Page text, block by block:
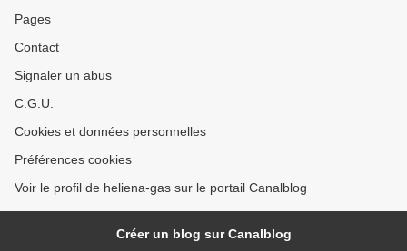
Pages
Contact
Signaler un abus
C.G.U.
Cookies et données personnelles
Préférences cookies
Voir le profil de heliena-gas sur le portail Canalblog
Créer un blog sur Canalblog